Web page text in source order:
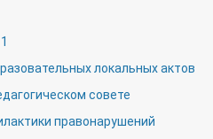
локальных актов
совете
правонарушений